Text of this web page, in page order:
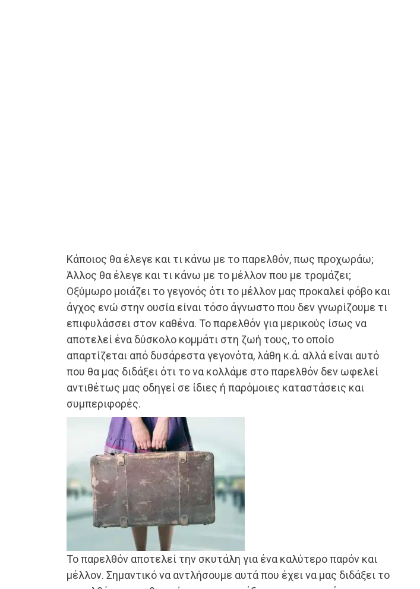
Κάποιος θα έλεγε και τι κάνω με το παρελθόν, πως προχωράω;
Άλλος θα έλεγε και τι κάνω με το μέλλον που με τρομάζει;
Οξύμωρο μοιάζει το γεγονός ότι το μέλλον μας προκαλεί φόβο και
άγχος ενώ στην ουσία είναι τόσο άγνωστο που δεν γνωρίζουμε τι
επιφυλάσσει στον καθένα. Το παρελθόν για μερικούς ίσως να
αποτελεί ένα δύσκολο κομμάτι στη ζωή τους, το οποίο
απαρτίζεται από δυσάρεστα γεγονότα, λάθη κ.ά. αλλά είναι αυτό
που θα μας διδάξει ότι το να κολλάμε στο παρελθόν δεν ωφελεί
αντιθέτως μας οδηγεί σε ίδιες ή παρόμοιες καταστάσεις και
συμπεριφορές.
Το παρελθόν αποτελεί την σκυτάλη για ένα καλύτερο παρόν και
μέλλον. Σημαντικό να αντλήσουμε αυτά που έχει να μας διδάξει το